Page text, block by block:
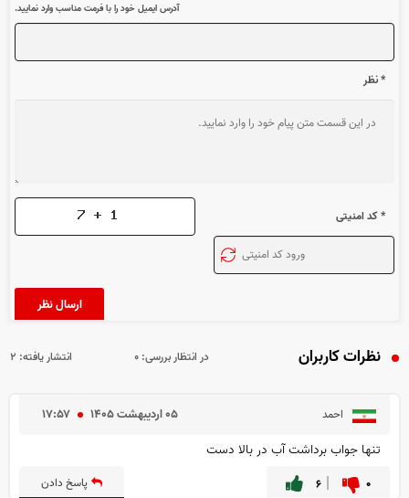
آدرس ایمیل خود را با فرمت مناسب وارد نمایید.
* نظر
* کد امنیتی
نظرات کاربران انتشار یافته: ۲ در انتظار بررسی: ۰
احمد ۱۷:۵۷ ۰۵ ارديبهشت ۱۴۰۵
تنها جواب برداشت آب در بالا دست
۰ ۶ پاسخ دادن